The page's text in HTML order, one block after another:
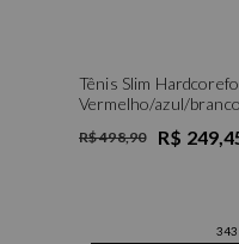
Tênis Slim
Vermelho/azul/branco
R$ 498,90 R$
34